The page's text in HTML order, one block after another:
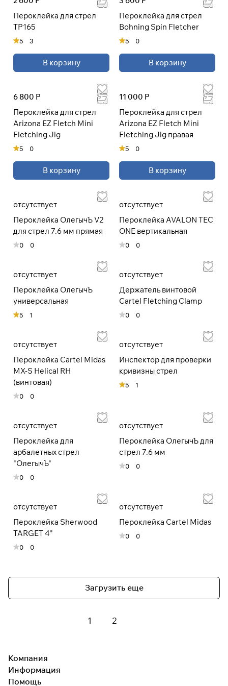
Пероклейка для стрел
TP165
5 3
В корзину
Пероклейка для стрел
Bohning Spin Fletcher
5 0
В корзину
6 800 Р
Пероклейка для стрел
Arizona EZ Fletch Mini
Fletching Jig
5 0
В корзину
11 000 Р
Пероклейка для стрел
Arizona EZ Fletch Mini
Fletching Jig правая
5 0
В корзину
отсутствует
Пероклейка ОлегычЪ V2
для стрел 7.6 мм прямая
0 0
отсутствует
Пероклейка AVALON TEC
ONE вертикальная
0 0
отсутствует
Пероклейка ОлегычЪ
универсальная
5 1
отсутствует
Держатель винтовой
Cartel Fletching Clamp
0 0
отсутствует
Пероклейка Сartel Midas
MX-S Helical RH
(винтовая)
0 0
отсутствует
Инспектор для проверки
кривизны стрел
5 1
отсутствует
Пероклейка для
арбалетных стрел
"ОлегычЪ"
0 0
отсутствует
Пероклейка ОлегычЪ для
стрел 7.6 мм
0 0
отсутствует
Пероклейка Sherwood
TARGET 4"
0 0
отсутствует
Пероклейка Сartel Midas
0 0
Загрузить еще
1 2
25
раз в 2
недели
раз в 2 недели
Остались вопросы?
8 800 302-02-51
plait.ru
Компания
Информация
Помощь